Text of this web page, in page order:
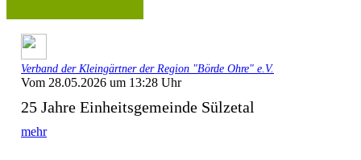
Verband der Kleingärtner der Region "Börde Ohre" e.V.
Vom 28.05.2026 um 13:28 Uhr
25 Jahre Einheitsgemeinde Sülzetal
mehr